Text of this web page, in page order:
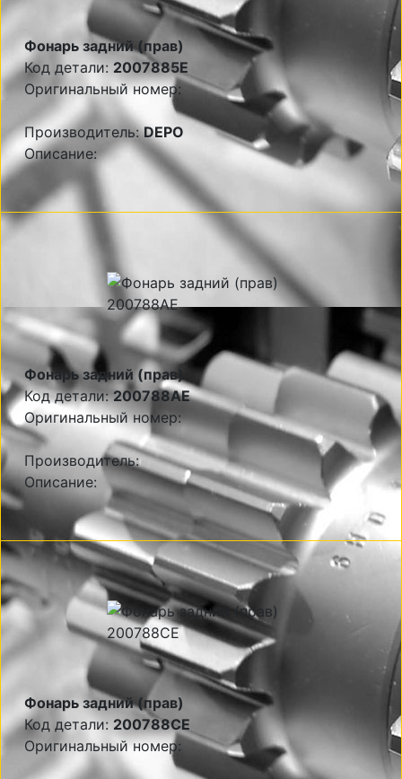
Фонарь задний (прав)
Код детали: 2007885E
Оригинальный номер:
Производитель:DEPO
Описание:
Фонарь задний (прав)
Код детали:200788AE
Оригинальный номер:
Производитель:
Описание:
Фонарь задний (прав)
Код детали: 200788CE
Оригинальный номер: